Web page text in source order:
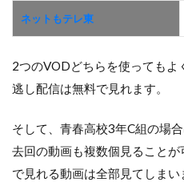
ネットもテレ東
2つのVODどちらを使ってもよ
逃し配信は無料で見れます。
そして、青春高校3年C組の場
去回の動画も複数個見ること
で見れる動画は全部見てしまい